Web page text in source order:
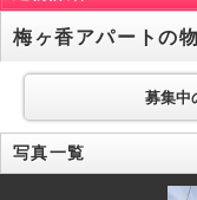
梅ヶ香アパートの
募集中
写真一覧